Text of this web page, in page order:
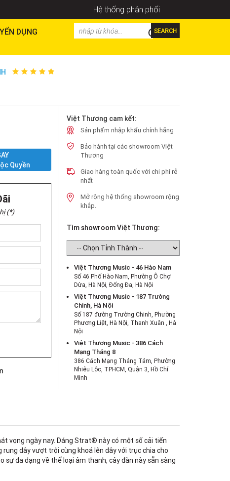
Hệ thống phân phối
DỤNG SEARCH
Quyền
(*)
Việt Thương cam kết:
Sản phẩm nhập khẩu chính hãng
Bảo hành tại các showroom Việt
Thương
Giao hàng toàn quốc với chi phí rẻ
nhất
Mở rộng hệ thống showroom rộng
khắp.
Tìm showroom Việt Thương:
Việt Thương Music - 46 Hào Nam
Số 46 Phố Hào Nam, Phường Ô Chợ
Dừa, Hà Nội, Đống Đa, Hà Nội
Việt Thương Music - 187 Trường
Chinh, Hà Nội
Số 187 đường Trường Chinh, Phường
Phương Liệt, Hà Nội, Thanh Xuân , Hà
Nội
Việt Thương Music - 386 Cách
Mạng Tháng 8
386 Cách Mạng Tháng Tám, Phường
Nhiêu Lộc, TPHCM, Quận 3, Hồ Chí
Minh
Bích
442 Lũy Bán Bích, Phường Tân Phú,
TPHCM, Quận Tân Phú, Hồ Chí Minh
Việt Thương Music - 12 Quốc
Hương
vọng ngày nay. Dáng Strat® này có một số cải tiến
dây vượt trội cùng khoá lên dây với trục chia cho
đa dạng về thể loại âm thanh, cây đàn này sẵn sàng